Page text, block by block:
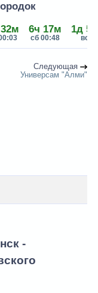
6ч 17м
сб 00:48
1д
вс
Следующая
Универсам "Алми"
Проспект
-